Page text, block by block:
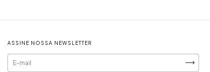
ASSINE NOSSA NEWSLETTER